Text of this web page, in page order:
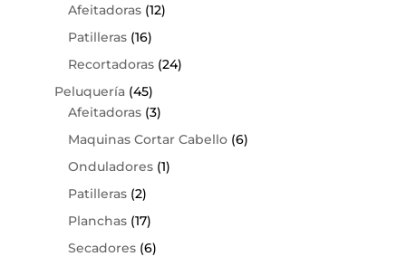
Afeitadoras (12)
Patilleras (16)
Recortadoras (24)
Peluquería (45)
Afeitadoras (3)
Maquinas Cortar Cabello (6)
Onduladores (1)
Patilleras (2)
Planchas (17)
Secadores (6)